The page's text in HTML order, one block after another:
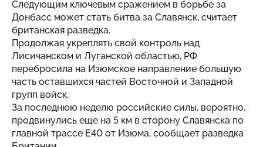
Следующим ключевым сражением в борьбе за
Донбасс может стать битва за Славянск, считает
британская разведка.
Продолжая укреплять свой контроль над
Лисичанском и Луганской областью, РФ
перебросила на Изюмское направление большую
часть оставшихся частей Восточной и Западной
групп войск.
За последнюю неделю российские силы, вероятно,
продвинулись еще на 5 км в сторону Славянска по
главной трассе E40 от Изюма, сообщает разведка